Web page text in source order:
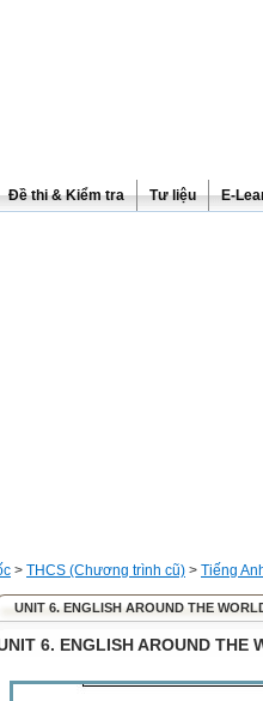
Đề thi & Kiểm tra Tư liệu E-
> THCS (Chương trình cũ) > Tiếng
UNIT 6. ENGLISH AROUND THE
6. ENGLISH AROUND THE